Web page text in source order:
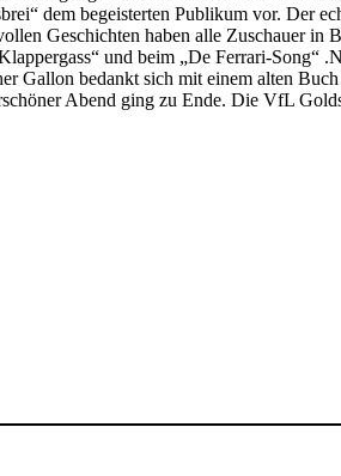
dem begeisterten Publikum vor. Der
Geschichten haben alle Zuschauer in
und beim „De Ferrari-Song“
Gallon bedankt sich mit einem alten
Abend ging zu Ende. Die VfL